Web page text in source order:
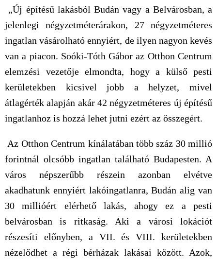
„Új építésű lakásból Budán vagy a Belvárosban, a
jelenlegi négyzetméterárakon, 27 négyzetméteres
ingatlan vásárolható ennyiért, de ilyen nagyon kevés
van a piacon. Soóki-Tóth Gábor az Otthon Centrum
elemzési vezetője elmondta, hogy a külső pesti
kerületekben kicsivel jobb a helyzet, mivel
átlagérték alapján akár 42 négyzetméteres új építésű
ingatlanhoz is hozzá lehet jutni ezért az összegért.
Az Otthon Centrum kínálatában több száz 30 millió
forintnál olcsóbb ingatlan található Budapesten. A
város népszerűbb részein azonban elvétve
akadhatunk ennyiért lakóingatlanra, Budán alig van
30 millióért elérhető lakás, ahogy ez a pesti
belvárosban is ritkaság. Aki a városi lokációt
részesíti előnyben, a VII. és VIII. kerületekben
nézelődhet a régi bérházak lakásai között. Azok,